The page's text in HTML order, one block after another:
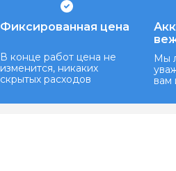
Фиксированная цена
В конце работ цена не
изменится, никаких
скрытых расходов
Мы
вам